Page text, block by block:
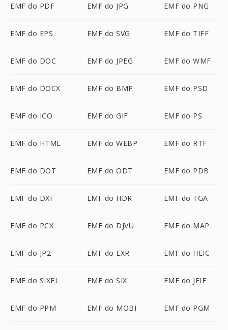
EMF do PDF EMF do JPG EMF do PNG
EMF do EPS EMF do SVG EMF do TIFF
EMF do DOC EMF do JPEG EMF do WMF
EMF do DOCX EMF do BMP EMF do PSD
EMF do ICO EMF do GIF EMF do PS
EMF do HTML EMF do WEBP EMF do RTF
EMF do DOT EMF do ODT EMF do PDB
EMF do DXF EMF do HDR EMF do TGA
EMF do PCX EMF do DJVU EMF do MAP
EMF do JP2 EMF do EXR EMF do HEIC
EMF do SIXEL EMF do SIX EMF do JFIF
EMF do PPM EMF do MOBI EMF do PGM